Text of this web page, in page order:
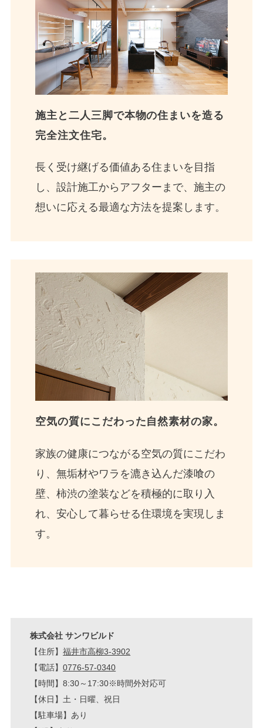
施主と二人三脚で本物の住まいを造る
完全注文住宅。
長く受け継げる価値ある住まいを目指
し、設計施工からアフターまで、施主の
想いに応える最適な方法を提案します。
空気の質にこだわった自然素材の家。
家族の健康につながる空気の質にこだわ
り、無垢材やワラを漉き込んだ漆喰の
壁、柿渋の塗装などを積極的に取り入
れ、安心して暮らせる住環境を実現しま
す。
株式会社 サンワビルド
【住所】福井市高柳3-3902
【電話】0776-57-0340
【時間】8:30～17:30※時間外対応可
【休日】土・日曜、祝日
【駐車場】あり